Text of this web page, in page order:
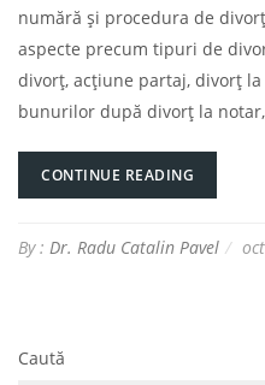
numără și procedura de
aspecte precum tipuri de
divorț, acțiune partaj, divorț
bunurilor după divorț la
CONTINUE READING
By : Dr. Radu Catalin Pavel
Caută